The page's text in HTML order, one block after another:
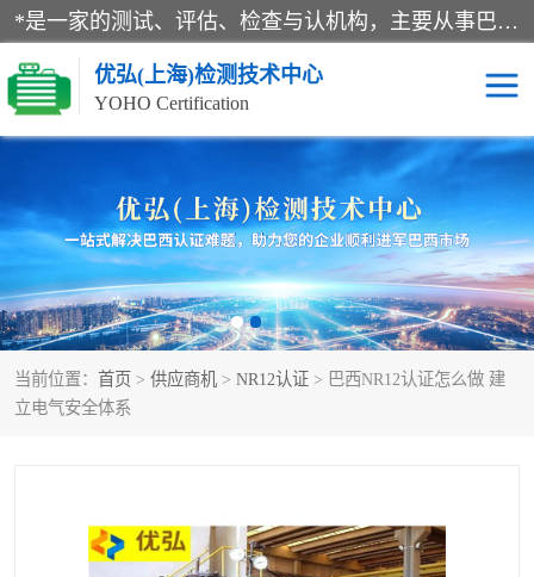
*是一家的测试、评估、检查与认机构，主要从事巴西NR10认证、NR12认证、NR13认证；ANATEL认证、INMTRO认证，欧盟CE认证：MD认证，PED认证，MID认证，ATEX认证，德国蓝色天使认证。
优弘(上海)检测技术中心
YOHO Certification
当前位置： 首页 > 供应商机 > NR12认证 > 巴西NR12认证怎么做 建
立电气安全体系
RECYCLASS认证 NR10认证
NR12认证 NR13认证
ART认证 巴西NR认证
巴西认证 RETIE认证